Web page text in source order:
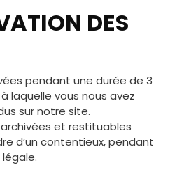
DES
pendant une durée de 3
laquelle vous nous avez
sur notre site.
et restituables
d’un contentieux, pendant